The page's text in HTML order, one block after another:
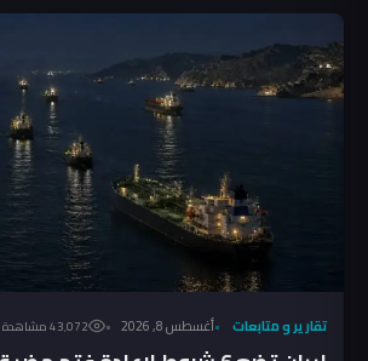
تقارير و متابعات أغسطس 8, 2026 43٬072 مشاهدة